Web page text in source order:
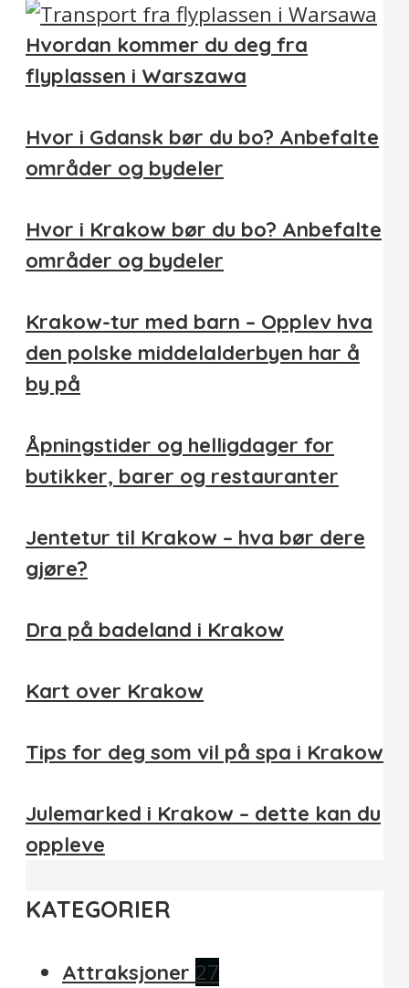
Hvordan kommer du deg fra
flyplassen i Warszawa
Hvor i Gdansk bør du bo? Anbefalte
områder og bydeler
Hvor i Krakow bør du bo? Anbefalte
områder og bydeler
Krakow-tur med barn – Opplev hva
den polske middelalderbyen har å
by på
Åpningstider og helligdager for
butikker, barer og restauranter
Jentetur til Krakow – hva bør dere
gjøre?
Dra på badeland i Krakow
Kart over Krakow
Tips for deg som vil på spa i Krakow
Julemarked i Krakow – dette kan du
oppleve
KATEGORIER
Attraksjoner 27